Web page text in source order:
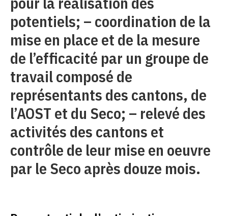
potentiels; – coordination de la
mise en place et de la mesure
de l’efficacité par un groupe de
travail composé de
représentants des cantons, de
l’AOST et du Seco; – relevé des
activités des cantons et
contrôle de leur mise en oeuvre
par le Seco après douze mois.